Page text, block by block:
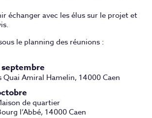
des réunions publiques
des ateliers thématiques
2026
échanger avec les élus sur le projet et
le planning des réunions :
Quai Amiral Hamelin, 14000 Caen
de quartier
l’Abbé, 14000 Caen